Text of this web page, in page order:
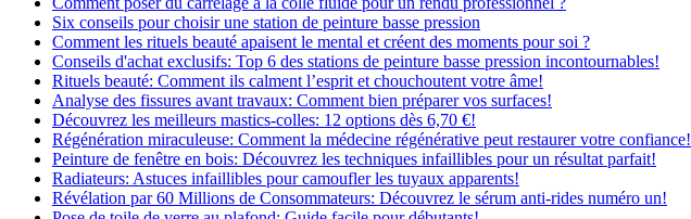
Six conseils pour choisir une station de peinture basse pression
Comment les rituels beauté apaisent le mental et créent des moments pour soi ?
Conseils d'achat exclusifs: Top 6 des stations de peinture basse pression incontournables!
Rituels beauté: Comment ils calment l’esprit et chouchoutent votre âme!
Analyse des fissures avant travaux: Comment bien préparer vos surfaces!
Découvrez les meilleurs mastics-colles: 12 options dès 6,70 €!
Régénération miraculeuse: Comment la médecine régénérative peut restaurer votre confiance!
Peinture de fenêtre en bois: Découvrez les techniques infaillibles pour un résultat parfait!
Radiateurs: Astuces infaillibles pour camoufler les tuyaux apparents!
Révélation par 60 Millions de Consommateurs: Découvrez le sérum anti-rides numéro un!